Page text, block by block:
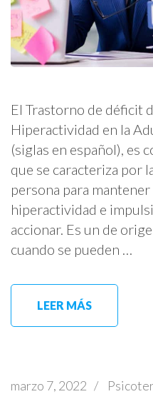
El Trastorno de déficit
Hiperactividad en la
(siglas en español), es
que se caracteriza por
persona para
hiperactividad e
accionar. Es un de
cuando se pueden …
LEER MÁS
marzo 7, 2022 /